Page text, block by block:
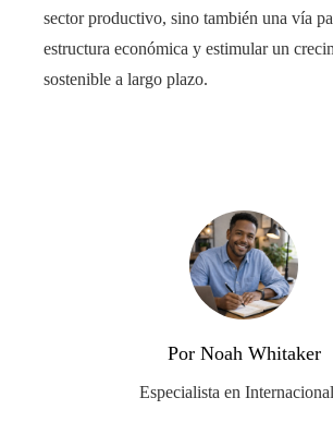
sector productivo, sino también una vía
estructura económica y estimular un
sostenible a largo plazo.
Por Noah Whitaker
Especialista en